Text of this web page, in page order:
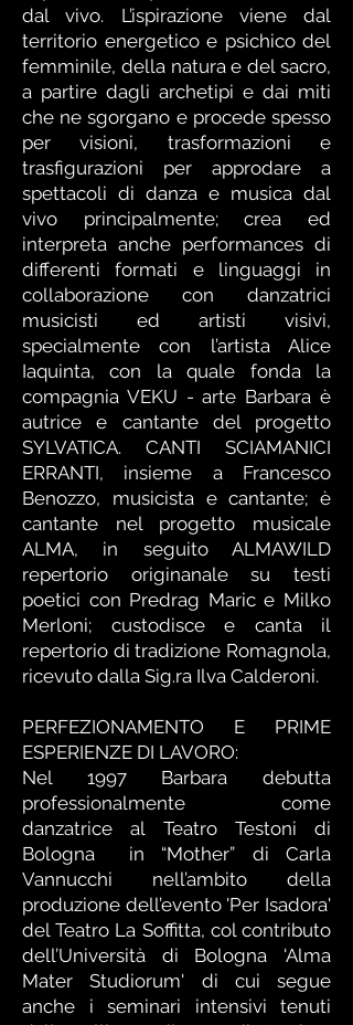
dal vivo. L’ispirazione viene dal
territorio energetico e psichico del
femminile, della natura e del sacro,
a partire dagli archetipi e dai miti
che ne sgorgano e procede spesso
per visioni, trasformazioni e
trasfigurazioni per approdare a
spettacoli di danza e musica dal
vivo principalmente; crea ed
interpreta anche performances di
differenti formati e linguaggi in
collaborazione con danzatrici
musicisti ed artisti visivi,
specialmente con l’artista Alice
Iaquinta, con la quale fonda la
compagnia VEKU - arte Barbara è
autrice e cantante del progetto
SYLVATICA. CANTI SCIAMANICI
ERRANTI, insieme a Francesco
Benozzo, musicista e cantante; è
cantante nel progetto musicale
ALMA, in seguito ALMAWILD
repertorio originanale su testi
poetici con Predrag Maric e Milko
Merloni; custodisce e canta il
repertorio di tradizione Romagnola,
ricevuto dalla Sig.ra Ilva Calderoni.
PERFEZIONAMENTO E PRIME
ESPERIENZE DI LAVORO:
Nel 1997 Barbara debutta
professionalmente come
danzatrice al Teatro Testoni di
Bologna in “Mother” di Carla
Vannucchi nell’ambito della
produzione dell’evento 'Per Isadora'
del Teatro La Soffitta, col contributo
dell’Università di Bologna 'Alma
Mater Studiorum' di cui segue
anche i seminari intensivi tenuti